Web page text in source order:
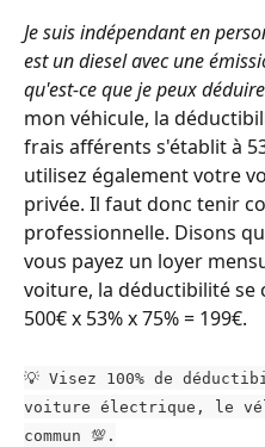
Je suis indépendant en
est un diesel avec une
qu'est-ce que je peux
mon véhicule, la
frais afférents s'établit à
utilisez également votre
privée. Il faut donc tenir
professionnelle. Disons
vous payez un loyer
voiture, la déductibilité se
500€ x 53% x 75% = 199€.
💡 Visez 100% de
voiture électrique, le
commun 💯.